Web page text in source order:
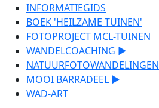
INFORMATIEGIDS
BOEK 'HEILZAME TUINEN'
FOTOPROJECT MCL-TUINEN
WANDELCOACHING ►
NATUURFOTOWANDELINGEN
MOOI BARRADEEL ►
WAD-ART